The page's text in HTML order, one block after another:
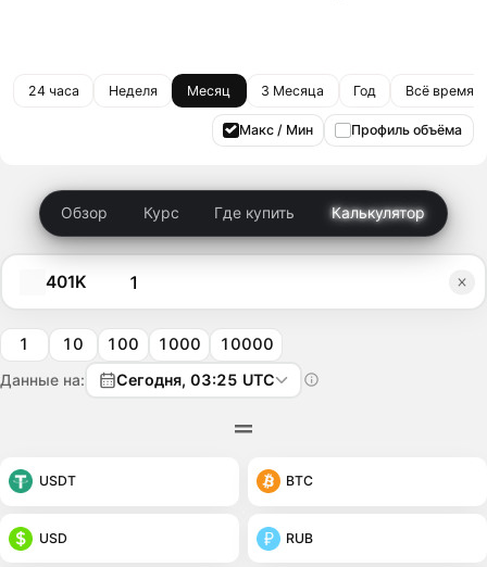
24 часа Неделя Месяц 3 Месяца Год Всё время
Макс / Мин Профиль объёма
Обзор Курс Где купить Калькулятор
401K
1 10 100 1000 10000
Данные на: Сегодня, 03:25 UTC
USDT BTC
USD RUB